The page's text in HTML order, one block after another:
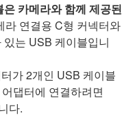
은 카메라와 함께 제공된
라 연결용 C형 커넥터와
는 USB 케이블입니
가 2개인 USB 케이블
댑터에 연결하려면
다.